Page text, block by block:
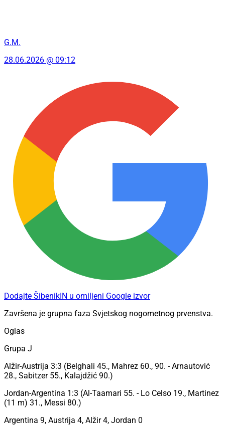
G.M.
28.06.2026 @ 09:12
Dodajte ŠibenikIN u omiljeni Google izvor
Završena je grupna faza Svjetskog nogometnog prvenstva.
Oglas
Grupa J
Alžir-Austrija 3:3 (Belghali 45., Mahrez 60., 90. - Arnautović
28., Sabitzer 55., Kalajdžić 90.)
Jordan-Argentina 1:3 (Al-Taamari 55. - Lo Celso 19., Martinez
(11 m) 31., Messi 80.)
Argentina 9, Austrija 4, Alžir 4, Jordan 0